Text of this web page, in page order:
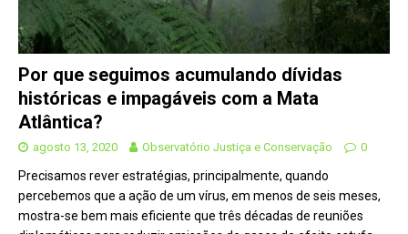
Por que seguimos acumulando dívidas
históricas e impagáveis com a Mata
Atlântica?
agosto 13, 2020 Observatório Justiça e Conservação 0
Precisamos rever estratégias, principalmente, quando
percebemos que a ação de um vírus, em menos de seis meses,
mostra-se bem mais eficiente que três décadas de reuniões